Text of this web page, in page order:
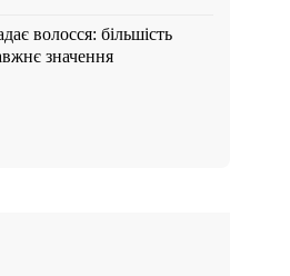
волосся: більшість
значення